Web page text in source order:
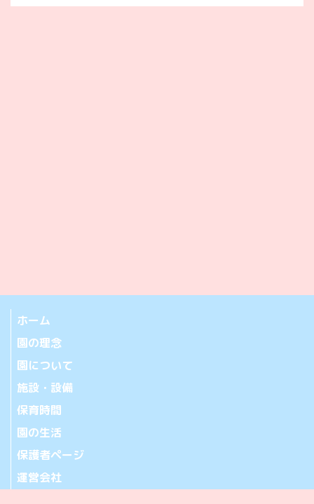
ホーム
園の理念
園について
施設・設備
保育時間
園の生活
保護者ページ
運営会社